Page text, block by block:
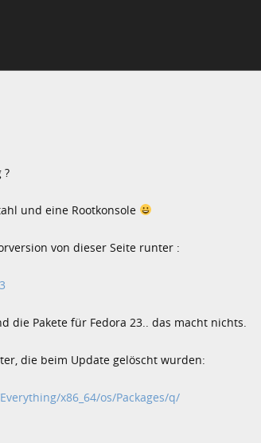
?
und eine Rootkonsole
von dieser Seite runter :
die Pakete für Fedora 23.. das macht nichts.
die beim Update gelöscht wurden:
x86_64/os/Packages/q/